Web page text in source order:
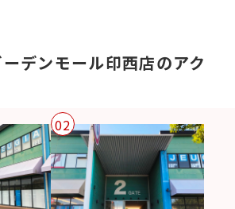
デンモール印西店のアク
02